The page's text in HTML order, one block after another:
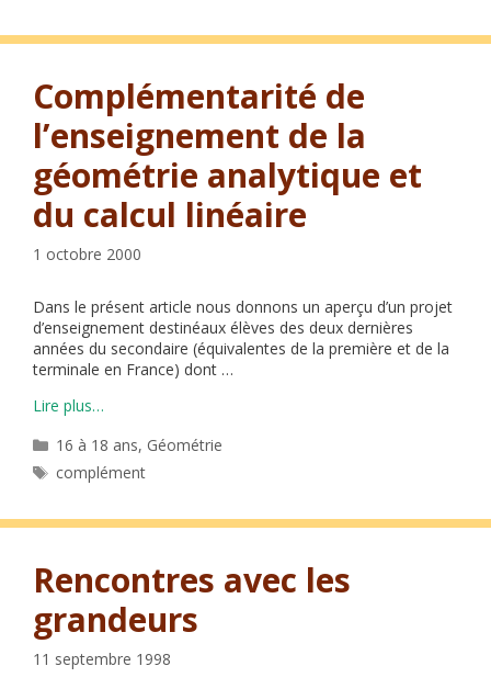
Complémentarité de
l’enseignement de la
géométrie analytique et
du calcul linéaire
1 octobre 2000
Dans le présent article nous donnons un aperçu d’un projet
d’enseignement destinéaux élèves des deux dernières
années du secondaire (équivalentes de la première et de la
terminale en France) dont …
Lire plus…
Catégories
16 à 18 ans, Géométrie
Étiquettes
complément
Rencontres avec les
grandeurs
11 septembre 1998